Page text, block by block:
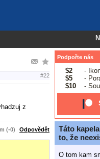
#22
z
(-0) Odpovědět
Podpořte nás
$2
-
$5
-
$10
-
Táto
to, že
O tom kam